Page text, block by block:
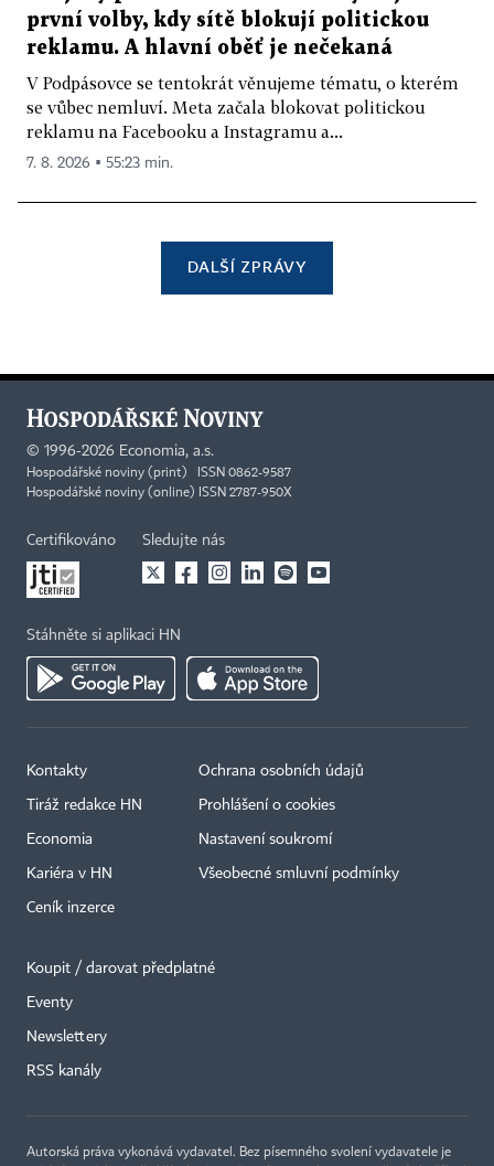
první volby, kdy sítě blokují politickou
reklamu. A hlavní oběť je nečekaná
V Podpásovce se tentokrát věnujeme tématu, o kterém
se vůbec nemluví. Meta začala blokovat politickou
reklamu na Facebooku a Instagramu a...
7. 8. 2026 ▪ 55:23 min.
DALŠÍ ZPRÁVY
© 1996-2026 Economia, a.s.
Hospodářské noviny (print) ISSN 0862-9587
Hospodářské noviny (online) ISSN 2787-950X
Certifikováno Sledujte nás
Stáhněte si aplikaci HN
Kontakty
Tiráž redakce HN
Economia
Kariéra v HN
Ceník inzerce
Ochrana osobních údajů
Prohlášení o cookies
Nastavení soukromí
Všeobecné smluvní podmínky
Koupit / darovat předplatné
Eventy
Newslettery
RSS kanály
Autorská práva vykonává vydavatel. Bez písemného svolení vydavatele je